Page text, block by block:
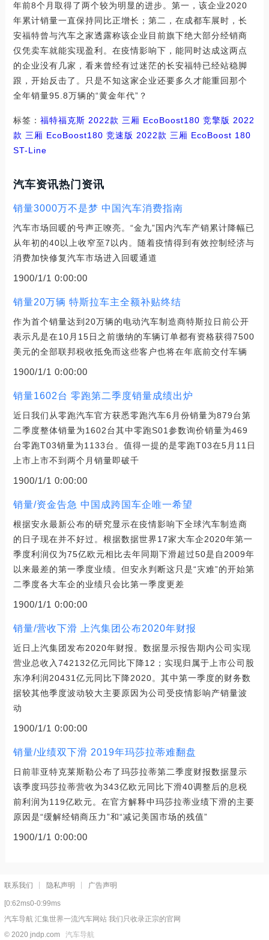
年前8个月取得了两个较为明显的进步。第一，该企业2020
年累计销量一直保持同比正增长；第二，在成都车展时，长
安福特曾与汽车之家透露称该企业目前旗下绝大部分经销商
仅凭卖车就能实现盈利。在疫情影响下，能同时达成这两点
的企业没有几家，看来曾经有过迷茫的长安福特已经站稳脚
跟，开始反击了。只是不知这家企业还要多久才能重回那个
全年销量95.8万辆的“黄金年代”？
标签： 福特福克斯 2022款 三厢 EcoBoost180 竞擎版 2022
款 三厢 EcoBoost180 竞速版 2022款 三厢 EcoBoost 180
ST-Line
汽车资讯热门资讯
销量3000万不是梦 中国汽车消费指南
汽车市场回暖的号声正嘹亮。“金九”国内汽车产销累计降幅已
从年初的40以上收窄至7以内。随着疫情得到有效控制经济与
消费加快修复汽车市场进入回暖通道
1900/1/1 0:00:00
销量20万辆 特斯拉车主全额补贴终结
作为首个销量达到20万辆的电动汽车制造商特斯拉日前公开
表示凡是在10月15日之前缴纳的车辆订单都有资格获得7500
美元的全部联邦税收抵免而这些客户也将在年底前交付车辆
1900/1/1 0:00:00
销量1602台 零跑第二季度销量成绩出炉
近日我们从零跑汽车官方获悉零跑汽车6月份销量为879台第
二季度整体销量为1602台其中零跑S01参数询价销量为469
台零跑T03销量为1133台。值得一提的是零跑T03在5月11日
上市上市不到两个月销量即破千
1900/1/1 0:00:00
销量/资金告急 中国成跨国车企唯一希望
根据安永最新公布的研究显示在疫情影响下全球汽车制造商
的日子现在并不好过。根据数据世界17家大车企2020年第一
季度利润仅为75亿欧元相比去年同期下滑超过50是自2009年
以来最差的第一季度业绩。但安永判断这只是“灾难”的开始第
二季度各大车企的业绩只会比第一季度更差
1900/1/1 0:00:00
销量/营收下滑 上汽集团公布2020年财报
近日上汽集团发布2020年财报。数据显示报告期内公司实现
营业总收入742132亿元同比下降12；实现归属于上市公司股
东净利润20431亿元同比下降2020。其中第一季度的财务数
据较其他季度波动较大主要原因为公司受疫情影响产销量波
动
1900/1/1 0:00:00
销量/业绩双下滑 2019年玛莎拉蒂难翻盘
日前菲亚特克莱斯勒公布了玛莎拉蒂第二季度财报数据显示
该季度玛莎拉蒂营收为343亿欧元同比下滑40调整后的息税
前利润为119亿欧元。在官方解释中玛莎拉蒂业绩下滑的主要
原因是“缓解经销商压力”和“减记美国市场的残值”
1900/1/1 0:00:00
联系我们 隐私声明 广告声明
[0:62ms0-0:99ms
汽车导航 汇集世界一流汽车网站 我们只收录正宗的官网
© 2020 jndp.com 汽车导航